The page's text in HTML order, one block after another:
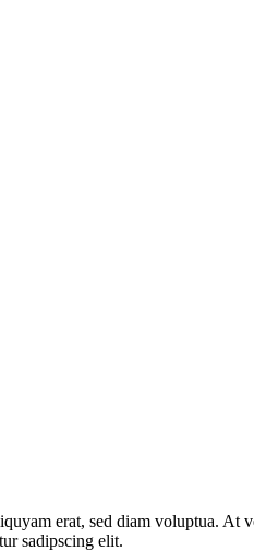
erat, sed diam voluptua. At
sadipscing elit.